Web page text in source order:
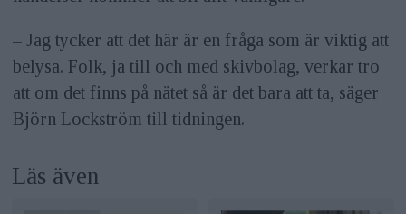
– Jag tycker att det här är en fråga som är viktig att
belysa. Folk, ja till och med skivbolag, verkar tro
att om det finns på nätet så är det bara att ta, säger
Björn Lockström till tidningen.
Läs även